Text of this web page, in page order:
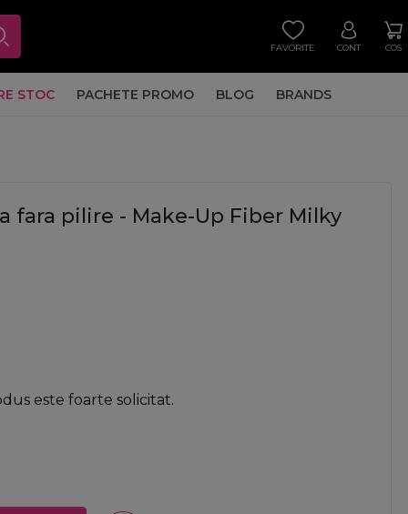
FAVORITE CONT COS
STOC PACHETE PROMO BLOG BRANDS
fara pilire - Make-Up Fiber Milky
este foarte solicitat.